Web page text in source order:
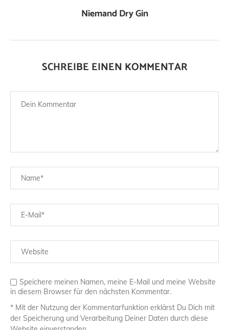
Niemand Dry Gin
SCHREIBE EINEN KOMMENTAR
Speichere meinen Namen, meine E-Mail und meine Website
in diesem Browser für den nächsten Kommentar.
* Mit der Nutzung der Kommentarfunktion erklärst Du Dich mit
der Speicherung und Verarbeitung Deiner Daten durch diese